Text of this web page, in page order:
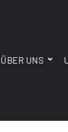
ÜBER UNS